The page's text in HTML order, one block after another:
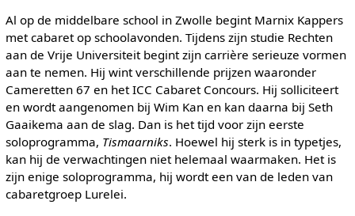
Al op de middelbare school in Zwolle begint Marnix Kappers
met cabaret op schoolavonden. Tijdens zijn studie Rechten
aan de Vrije Universiteit begint zijn carrière serieuze vormen
aan te nemen. Hij wint verschillende prijzen waaronder
Cameretten 67 en het ICC Cabaret Concours. Hij solliciteert
en wordt aangenomen bij Wim Kan en kan daarna bij Seth
Gaaikema aan de slag. Dan is het tijd voor zijn eerste
soloprogramma, Tismaarniks. Hoewel hij sterk is in typetjes,
kan hij de verwachtingen niet helemaal waarmaken. Het is
zijn enige soloprogramma, hij wordt een van de leden van
cabaretgroep Lurelei.